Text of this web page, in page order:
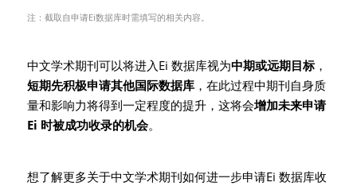
注：截取自申请Ei数据库时需填写的相关内容。
中文学术期刊可以将进入Ei 数据库视为中期或远期目标 ，
短期先积极申请其他国际数据库 ，在此过程中期刊自身质
量和影响力将得到一定程度的提升，这将会增加未来申请
Ei 时被成功收录的机会。
想了解更多关于中文学术期刊如何进一步申请Ei 数据库收